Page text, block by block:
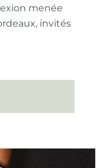
menée
invités